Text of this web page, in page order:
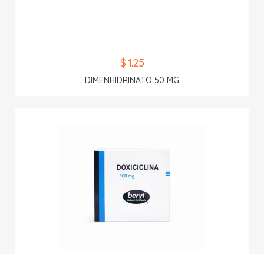
$ 1.25
DIMENHIDRINATO 50 MG